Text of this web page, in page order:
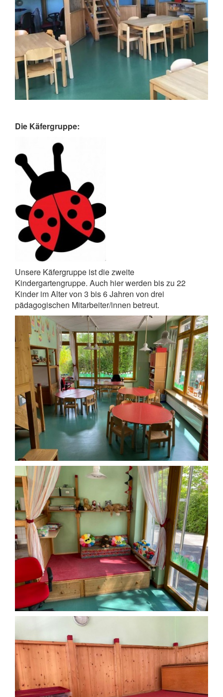
Die Käfergruppe:
Unsere Käfergruppe ist die zweite
Kindergartengruppe. Auch hier werden bis zu 22
Kinder im Alter von 3 bis 6 Jahren von drei
pädagogischen Mitarbeiter/innen betreut.